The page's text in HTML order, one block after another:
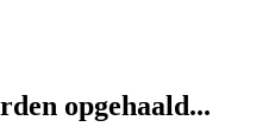
opgehaald...